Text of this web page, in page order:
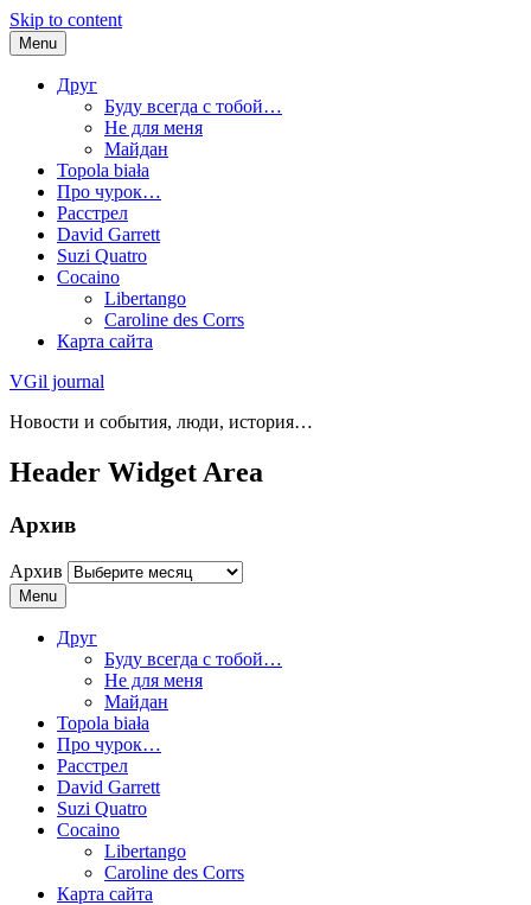
Skip to content
Menu
Друг
Буду всегда с тобой…
Не для меня
Майдан
Topola biała
Про чурок…
Расстрел
David Garrett
Suzi Quatro
Cocaino
Libertango
Caroline des Corrs
Карта сайта
VGil journal
Новости и события, люди, история…
Header Widget Area
Архив
Архив
Menu
Друг
Буду всегда с тобой…
Не для меня
Майдан
Topola biała
Про чурок…
Расстрел
David Garrett
Suzi Quatro
Cocaino
Libertango
Caroline des Corrs
Карта сайта